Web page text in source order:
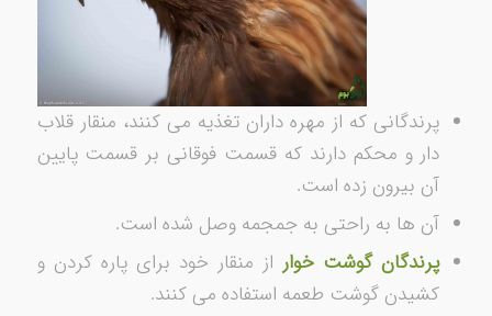
پرندگانی که از مهره ­داران تغذیه می­ کنند، منقار قلاب
­دار و محکم دارند که قسمت فوقانی بر قسمت پایین
آن بیرون زده است.
آن ­ها به ­راحتی به جمجمه وصل شده است.
پرندگان گوشت­ خوار از منقار خود برای پاره کردن و
کشیدن گوشت طعمه استفاده می­ کنند.